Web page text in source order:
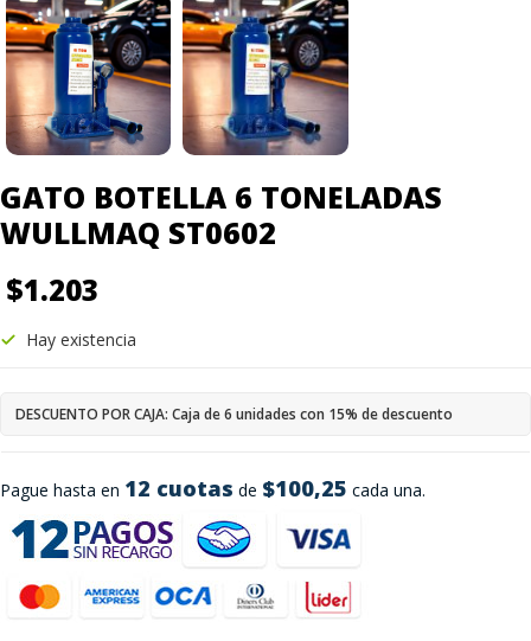
GATO BOTELLA 6 TONELADAS
WULLMAQ ST0602
$1.203
Pague hasta en 12 cuotas de $100,25 cada una.
Hay existencia
DESCUENTO POR CAJA: Caja de 6 unidades con 15% de descuento